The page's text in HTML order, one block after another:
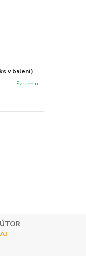
v balení)
Skladom